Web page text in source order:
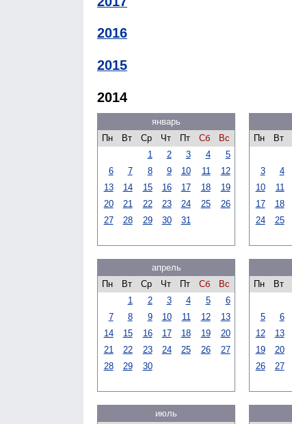
2016
2015
2014
январь
Пн
Вт Ср Чт Пт Сб
Вс
1
2 3 4
5
6
7 8 9 10 11
12
13
14 15 16 17 18
19
20
21 22 23 24 25
26
27
28 29 30 31
Пн
Вт
3
4
10
11
17
18
24
25
апрель
Пн
Вт Ср Чт Пт Сб
Вс
1
2 3 4 5
6
7
8 9 10 11 12
13
14
15 16 17 18 19
20
21
22 23 24 25 26
27
28
29 30
Пн
Вт
5
6
12
13
19
20
26
27
июль